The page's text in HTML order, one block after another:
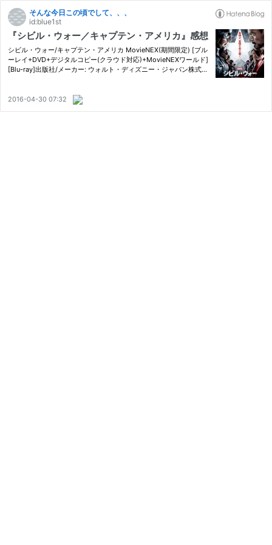
そんな今日この頃でして、、、
id:blue1st
『シビル・ウォー／キャプテン・アメリカ』感想
シビル・ウォー/キャプテン・アメリカ MovieNEX(期間限定) [ブル
ーレイ+DVD+デジタルコピー(クラウド対応)+MovieNEXワールド]
[Blu-ray]出版社/メーカー: ウォルト・ディズニー・ジャパン株式会
2016-04-30 07:32